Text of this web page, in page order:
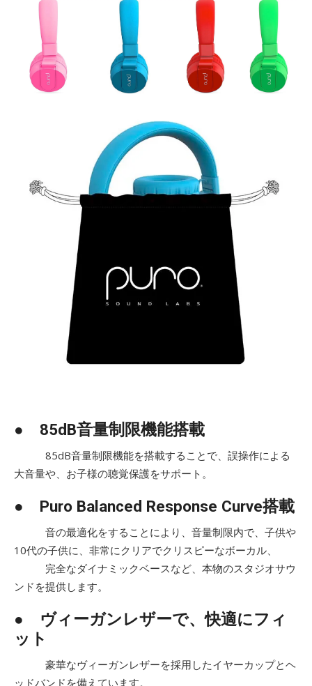
● 85dB音量制限機能搭載
85dB音量制限機能を搭載することで、誤操作による
大音量や、お子様の聴覚保護をサポート。
● Puro Balanced Response Curve搭載
音の最適化をすることにより、音量制限内で、子供や
10代の子供に、非常にクリアでクリスピーなボーカル、
完全なダイナミックベースなど、本物のスタジオサウ
ンドを提供します。
● ヴィーガンレザーで、快適にフィ
ット
豪華なヴィーガンレザーを採用したイヤーカップとヘ
ッドバンドを備えています。